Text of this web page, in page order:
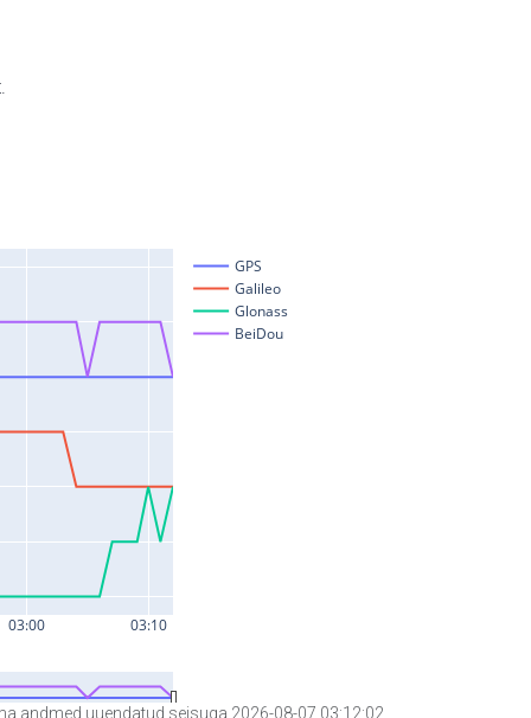
andmed uuendatud seisuga 2026-08-07 03:12:02